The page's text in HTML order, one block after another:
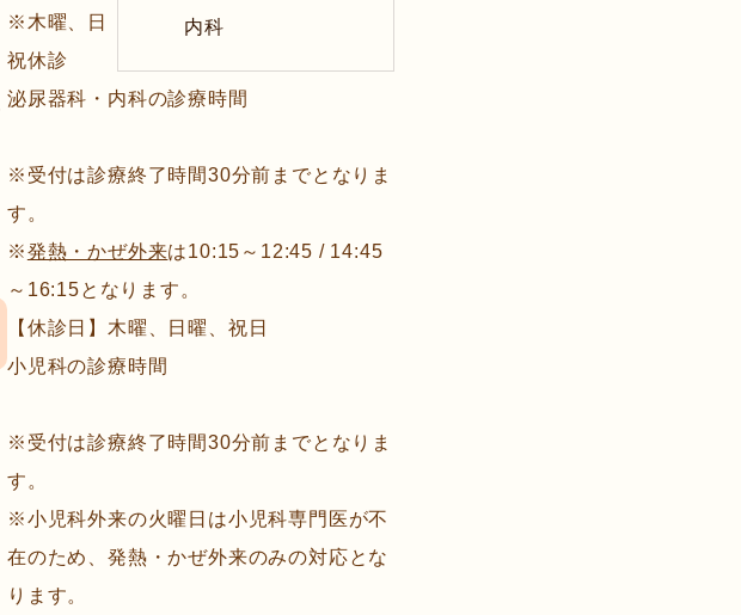
内科
※木曜、日
祝休診
泌尿器科・内科の診療時間
※受付は診療終了時間30分前までとなりま
す。
※発熱・かぜ外来は10:15～12:45 / 14:45
～16:15となります。
【休診日】木曜、日曜、祝日
小児科の診療時間
※受付は診療終了時間30分前までとなりま
す。
※小児科外来の火曜日は小児科専門医が不
在のため、発熱・かぜ外来のみの対応とな
ります。